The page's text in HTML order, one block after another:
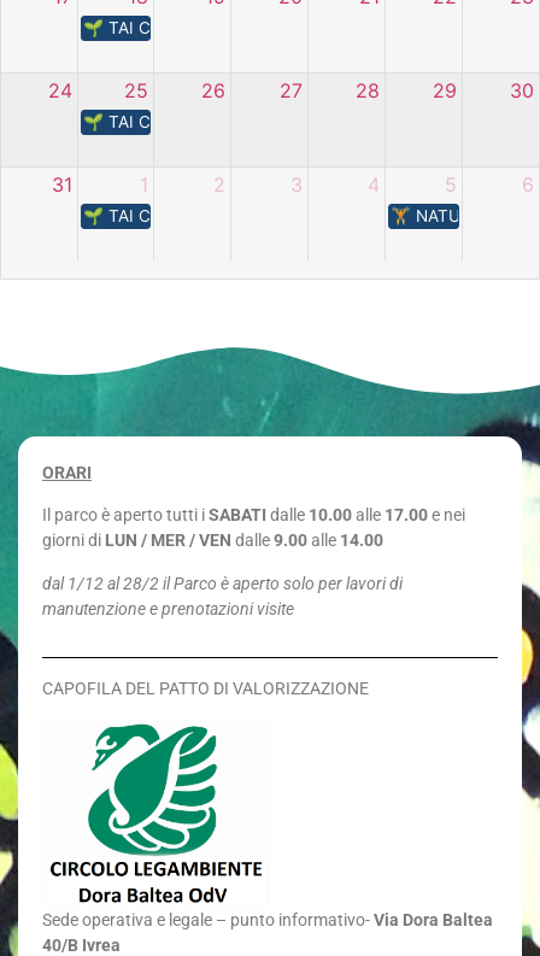
🌱 TAI CHI – L’energia della natura
24 25
🌱 TAI CHI – L’energia della natura
26 27 28 29 30
31 1
🌱 TAI CHI – L’energia della natura
2 3 4 5
🏋️​ NATURA IN
6
ORARI
Il parco è aperto tutti iSABATI dalle 10.00alle 17.00e nei
giorni di LUN / MER / VEN dalle9.00alle 14.00
dal 1/12 al 28/2 il Parco è aperto solo per lavori di
manutenzione e prenotazioni visite
CAPOFILA DEL PATTO DI VALORIZZAZIONE
Sedeoperativa e legale – punto informativo-Via Dora Baltea
40/B Ivrea